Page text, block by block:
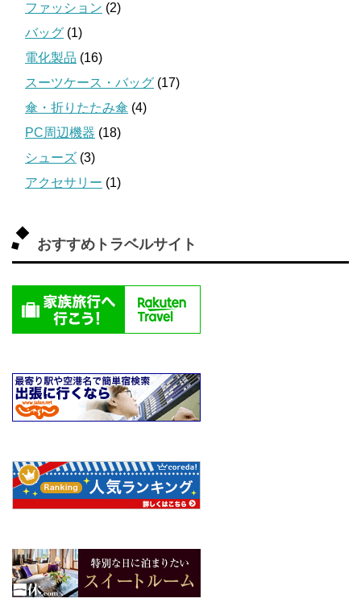
ファッション (2)
バッグ (1)
電化製品 (16)
スーツケース・バッグ (17)
傘・折りたたみ傘 (4)
PC周辺機器 (18)
シューズ (3)
アクセサリー (1)
おすすめトラベルサイト